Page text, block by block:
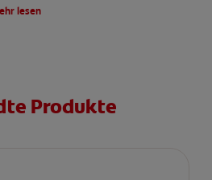
lesen
Produkte